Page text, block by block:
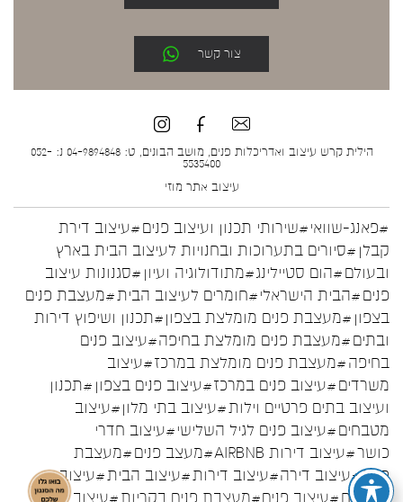
צור קשר
הילית קרש עיצוב ואדריכלות פנים, מושב הבונים, ט: 04-9894848 נ: 052-
5535400
עיצוב אתר מוזי
#פאנג-שוואי#שירותי תכנון ועיצוב פנים#עיצוב דירת
קבלן #סיורים בתערוכות ובחנויות לעיצוב הבית בארץ
ובעולם#הום סטיילינג#מתודולוגיה ועיון #סגנונות עיצוב
פנים#הבית הישראלי#חומרים לעיצוב הבית#מעצבת פנים
בצפון #מעצבת פנים מומלצת בצפון#תכנון ושיפוץ דירות
ובתים#מעצבת פנים מומלצת בחיפה#עיצוב פנים
בחיפה#מעצבת פנים מומלצת במרכז#עיצוב
משרדים#עיצוב פנים במרכז#עיצוב פנים בצפון #תכנון
ועיצוב בתים פרטיים וילות#עיצוב בתי מלון#עיצוב
מטבחים#עיצוב פנים לגיל השלישי#עיצוב חדרי
כושר#עיצוב דירות AIRBNB #מעצב פנים#מעצבת
פנים#עיצוב דירה#עיצוב דירות#עיצוב הבית#עיצוב
המטבח#עיצוב פנים#מעצבת פנים בקריות#עיצוב פנים